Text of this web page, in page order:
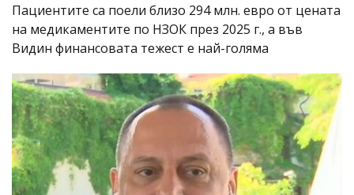
Пациентите са поели близо 294 млн. евро от цената
на медикаментите по НЗОК през 2025 г., а във
Видин финансовата тежест е най-голяма